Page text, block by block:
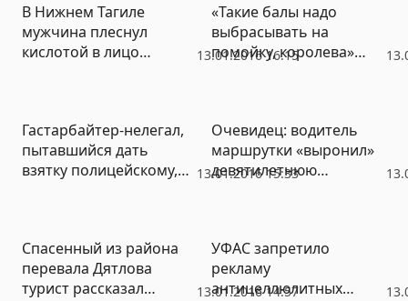
13.01.2016 16:15
В Нижнем Тагиле
мужчина плеснул
кислотой в лицо
«Такие балы надо
выбрасывать на
помойку, королева»
13.01.2016 15:33
Гастарбайтер-нелегал,
пытавшийся дать
взятку полицейскому,
Очевидец: водитель
маршрутки «выронил»
девятилетнюю
13.01.2016 14:57
Спасенный из района
перевала Дятлова
турист рассказал
УФАС запретило
рекламу
антицеллюлитных